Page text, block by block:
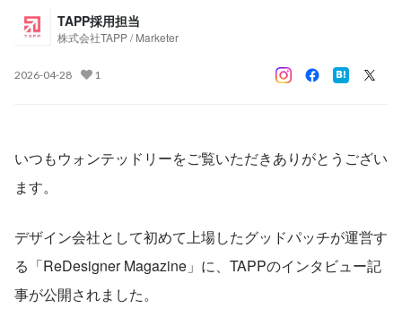
TAPP採用担当
株式会社TAPP / Marketer
2026-04-28 1
いつもウォンテッドリーをご覧いただきありがとうござい
ます。
デザイン会社として初めて上場したグッドパッチが運営す
る「ReDesigner Magazine」に、TAPPのインタビュー記
事が公開されました。